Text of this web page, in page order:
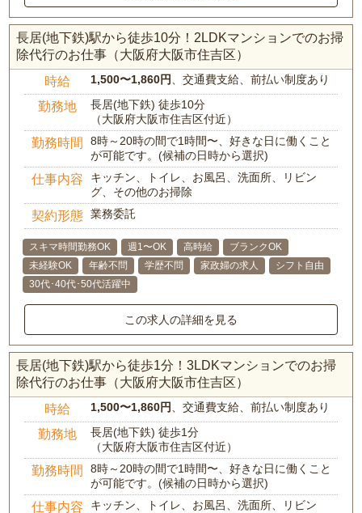
長居(地下鉄)駅から徒歩10分！2LDKマンションでのお掃
除代行のお仕事（大阪府大阪市住吉区）
時給 1,500〜1,860円 、交通費支給、前払い制度あり
勤務地
長居(地下鉄) 徒歩10分
（大阪府大阪市住吉区付近）
勤務時間
8時～20時の間で1時間〜、好きな日に働くこと
が可能です。(候補の日時から選択)
仕事内容
キッチン、トイレ、お風呂、洗面所、リビン
グ、その他のお掃除
契約形態 業務委託
スキマ時間勤務OK 週1〜OK 高時給
ブランクOK
未経験OK
年齢不問 学歴不問 家政婦の求人
シフト自由
30代･40代･50代活躍中
この求人の詳細を見る
長居(地下鉄)駅から徒歩1分！3LDKマンションでのお掃
除代行のお仕事（大阪府大阪市住吉区）
時給 1,500〜1,860円 、交通費支給、前払い制度あり
勤務地
長居(地下鉄) 徒歩1分
（大阪府大阪市住吉区付近）
勤務時間
8時～20時の間で1時間〜、好きな日に働くこと
が可能です。(候補の日時から選択)
仕事内容
キッチン、トイレ、お風呂、洗面所、リビン